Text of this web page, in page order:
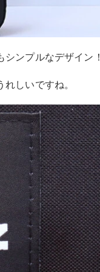
ンプルなデザイン！
しいですね。